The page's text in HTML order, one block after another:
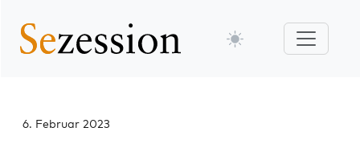
6. Februar 2023